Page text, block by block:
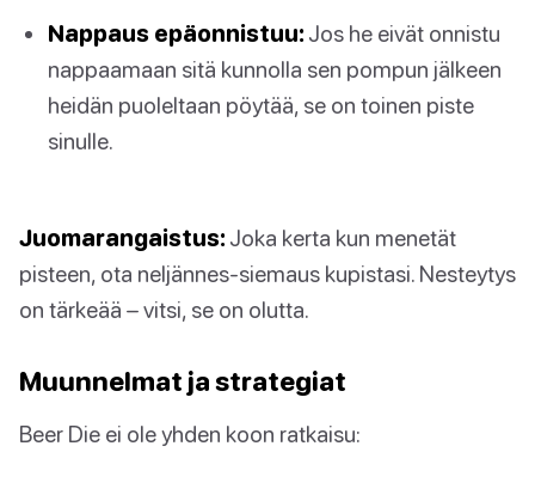
Nappaus epäonnistuu: Jos he eivät onnistu
nappaamaan sitä kunnolla sen pompun jälkeen
heidän puoleltaan pöytää, se on toinen piste
sinulle.
Juomarangaistus: Joka kerta kun menetät
pisteen, ota neljännes-siemaus kupistasi. Nesteytys
on tärkeää – vitsi, se on olutta.
Muunnelmat ja strategiat
Beer Die ei ole yhden koon ratkaisu: